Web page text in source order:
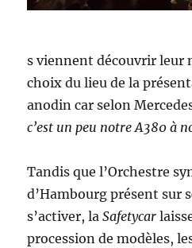
s viennent découvrir leur
choix du lieu de la
anodin car selon
c’est un peu notre A380 à
Tandis que l’Orchestre
d’Hambourg présent sur
s’activer, laSafetycar
procession de modèles,